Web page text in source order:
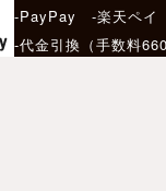
-PayPay -楽天ペ
-代金引換（手数料